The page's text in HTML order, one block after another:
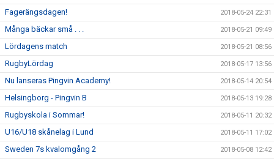
Fagerängsdagen! 2018-05-24 22:31
Många bäckar små . . . 2018-05-21 09:49
Lördagens match 2018-05-21 08:56
RugbyLördag 2018-05-17 13:56
Nu lanseras Pingvin Academy! 2018-05-14 20:54
Helsingborg - Pingvin B 2018-05-13 19:28
Rugbyskola i Sommar! 2018-05-11 20:32
U16/U18 skånelag i Lund 2018-05-11 17:02
Sweden 7s kvalomgång 2 2018-05-08 12:42